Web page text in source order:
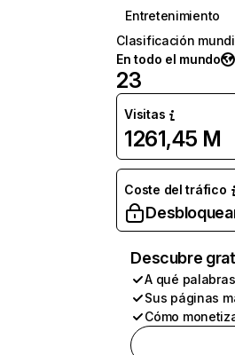
Entretenimiento
Clasificación
En todo el mundo
23
Visitas
1261,45 M
Coste del tráfico
Descubre
A qué
Sus páginas
Cómo